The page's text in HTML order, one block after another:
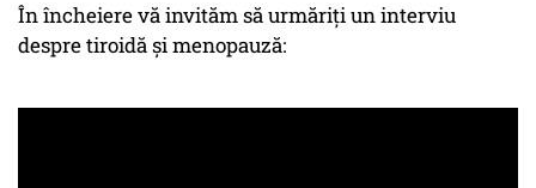
În încheiere vă invităm să urmăriți un interviu
despre tiroidă și menopauză: